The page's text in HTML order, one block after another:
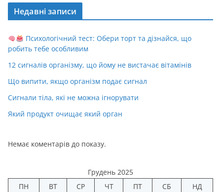
Недавні записи
Психологічний тест: Обери торт та дізнайся, що
робить тебе особливим
12 сигналів організму, що йому не вистачає вітамінів
Що випити, якщо організм подає сигнал
Сигнали тіла, які не можна ігнорувати
Який продукт очищає який орган
Немає коментарів до показу.
Грудень 2025
ПН
ВТ СР ЧТ ПТ СБ
НД